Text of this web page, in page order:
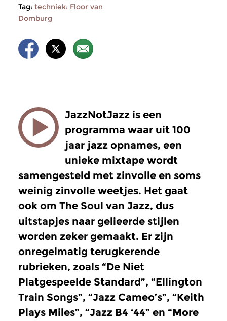
Tag: techniek: Floor van
Domburg
JazzNotJazz is een
programma waar uit 100
jaar jazz opnames, een
unieke mixtape wordt
samengesteld met zinvolle en soms
weinig zinvolle weetjes. Het gaat
ook om The Soul van Jazz, dus
uitstapjes naar gelieerde stijlen
worden zeker gemaakt. Er zijn
onregelmatig terugkerende
rubrieken, zoals “De Niet
Platgespeelde Standard”, “Ellington
Train Songs”, “Jazz Cameo’s”, “Keith
Plays Miles”, “Jazz B4 ‘44” en “More